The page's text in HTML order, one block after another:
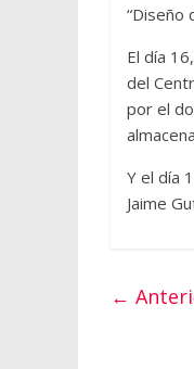
“Diseño
El día
del
por el
Y el día
Jaime
←